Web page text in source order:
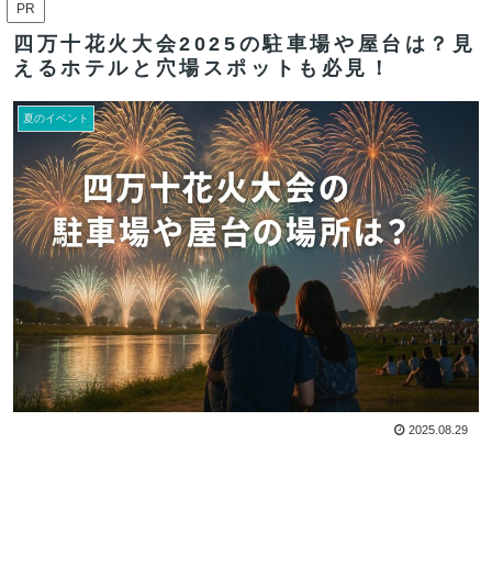
PR
四万十花火大会2025の駐車場や屋台は？見
えるホテルと穴場スポットも必見！
夏のイベント
2025.08.29